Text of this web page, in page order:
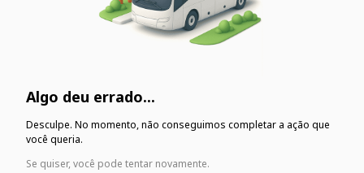
Algo deu errado...
Desculpe. No momento, não conseguimos completar a ação que
você queria.
Se quiser, você pode tentar novamente.